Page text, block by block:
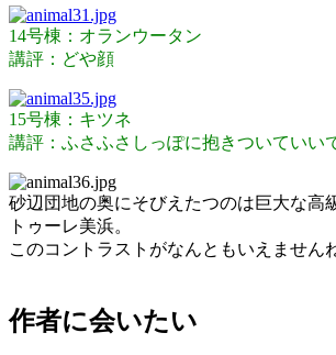
14号棟：オランウータン
講評：どや顔
15号棟：キツネ
講評：ふさふさしっぽに抱きついていい
砂辺団地の奥にそびえたつのは巨大な高
トゥーレ美浜。
このコントラストがなんともいえません
作者に会いたい